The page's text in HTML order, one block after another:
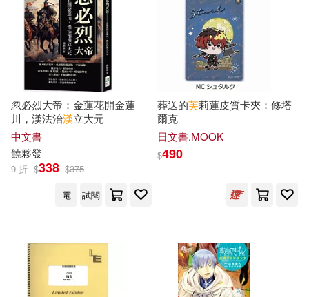
日用清潔(722)
休閒生活(500)
婦幼生活(1413)
餐廚生活(782) 電子票證(79)
鞋包配件(2253) 票券(70)
玲廊滿藝(148) 故宮精品(30)
根華編輯部(154)
（美）海明威(139)
本書編委會(129)
蔡東藩(115) 劉富華(112)
羅冠顯(103) 林漢忠(102)
外語教學與研究出版社(1678)
商務印書館(1641)
海洋出版社(1296)
科學出版社(1279)
東立(1223)
北京語言大學出版社(1069)
北京大學出版社(1027)
配送方式 (可複選)
可海外宅配(82107)
忽必烈大帝：金蓮花開金蓮
川，漢法治漢立大元
中文書
饒夥發
9 折 $338 $375
電
試閱
葬送的芙莉蓮皮質卡夾：修塔
爾克
日文書.MOOK
$490